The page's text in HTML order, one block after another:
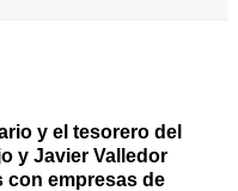
y el tesorero del
y Javier Valledor
con empresas de